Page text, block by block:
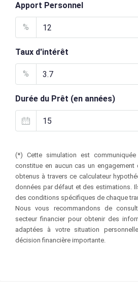
Apport Personnel
%
Taux d'intérêt
%
Durée du Prêt (en années)
(*) Cette simulation est
constitue en aucun cas un engagement
obtenus à travers ce calculateur
données par défaut et des estimations.
des conditions spécifiques de chaque
Nous vous recommandons de
secteur financier pour obtenir des
adaptées à votre situation
décision financière importante.